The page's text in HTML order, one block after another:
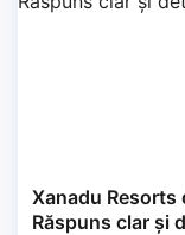
Xanadu Resorts
Răspuns clar și